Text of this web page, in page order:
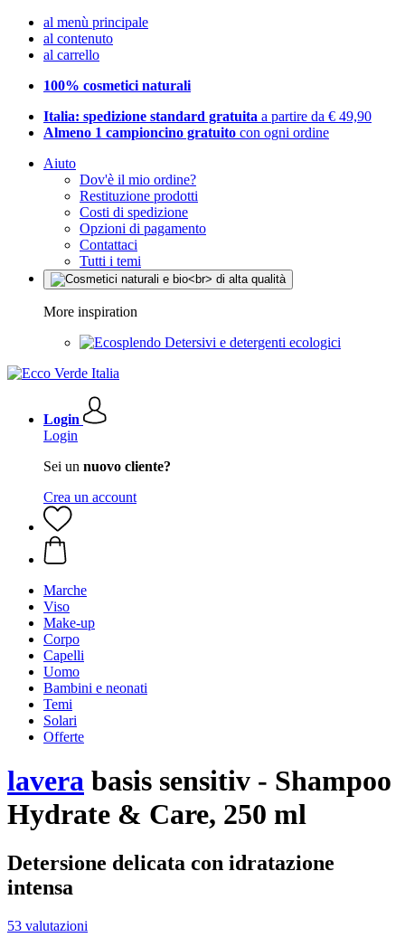
al menù principale
al contenuto
al carrello
100% cosmetici naturali
Italia: spedizione standard gratuita a partire da € 49,90
Almeno 1 campioncino gratuito con ogni ordine
Aiuto
Dov'è il mio ordine?
Restituzione prodotti
Costi di spedizione
Opzioni di pagamento
Contattaci
Tutti i temi
More inspiration
Detersivi e detergenti ecologici
Login
Login
Sei un nuovo cliente?
Crea un account
Marche
Viso
Make-up
Corpo
Capelli
Uomo
Bambini e neonati
Temi
Solari
Offerte
lavera basis sensitiv - Shampoo
Hydrate & Care, 250 ml
Detersione delicata con idratazione
intensa
53 valutazioni